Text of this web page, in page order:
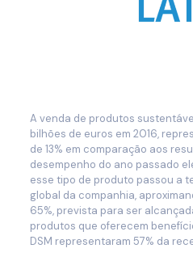
A venda de produtos
bilhões de euros em 2016,
de 13% em comparação aos
desempenho do ano passado
esse tipo de produto passou a
global da companhia,
65%, prevista para ser
produtos que oferecem
DSM representaram 57% da